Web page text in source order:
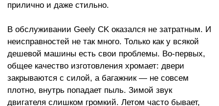
прилично и даже стильно.
В обслуживании Geely CK оказался не затратным. И
неисправностей не так много. Только как у всякой
дешевой машины есть свои проблемы. Во-первых,
общее качество изготовления хромает: двери
закрываются с силой, а багажник — не совсем
плотно, внутрь попадает пыль. Зимой звук
двигателя слишком громкий. Летом часто бывает,